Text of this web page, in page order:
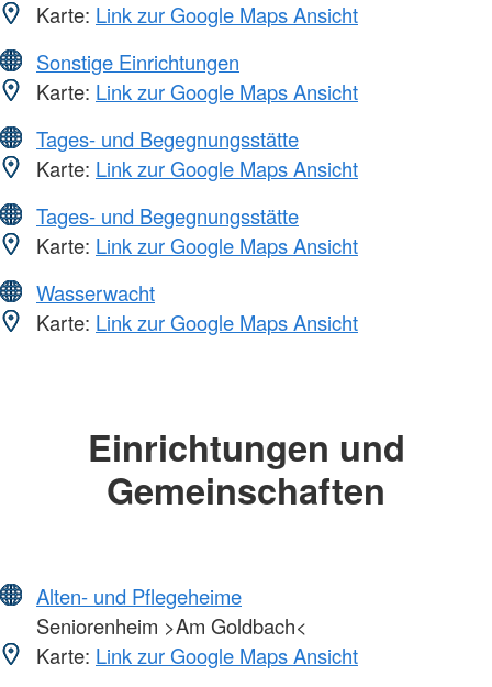
Karte: Link zur Google Maps Ansicht
Sonstige Einrichtungen
Karte: Link zur Google Maps Ansicht
Tages- und Begegnungsstätte
Karte: Link zur Google Maps Ansicht
Tages- und Begegnungsstätte
Karte: Link zur Google Maps Ansicht
Wasserwacht
Karte: Link zur Google Maps Ansicht
Einrichtungen und
Gemeinschaften
Alten- und Pflegeheime
Seniorenheim >Am Goldbach<
Karte: Link zur Google Maps Ansicht